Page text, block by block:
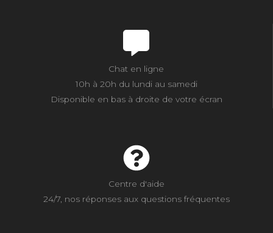
Chat en ligne
10h à 20h du lundi au samedi
Disponible en bas à droite de votre écran
Centre d'aide
24/7, nos réponses aux questions fréquentes